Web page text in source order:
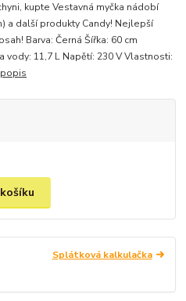
kupte Vestavná myčka nádobí
a další produkty Candy! Nejlepší
Barva: Černá Šířka: 60 cm
vody: 11,7 L Napětí: 230 V Vlastnosti:
Splátková kalkulačka